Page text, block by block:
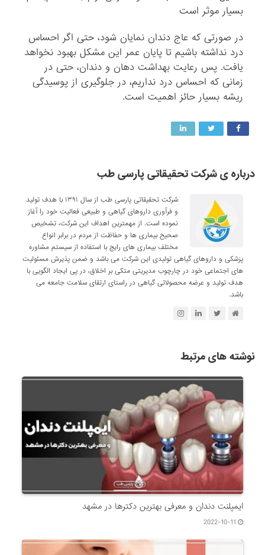
بسیار موثر است
در صورتی که عاج دندان نمایان شود، حتی اگر احساس
درد نداشته باشیم تا پایان عمر این مشکل بهبود نخواهد
یافت. پس رعایت بهداشت دهان و دندان، حتی در
زمانی که احساس درد نداریم، در جلوگیری از پوسیدگی
ریشه بسیار حائز اهمیت است.
درباره ی شرکت تحقیقاتی پارسی طب
شرکت تحقیقاتی پارسی طب از سال ۱۳۹۱ با هدف تولید
و فرآوری داروهای گیاهی و طبیعی فعالیت خود را آغاز
نموده است. از مهمترین اهداف این شرکت، تشخیص
صحیح بیماری ها و حفاظت از مردم در برابر انواع
مختلف بیماری های رایج با استفاده از سیستم مشاوره
پزشکی و داروهای گیاهی تولیدی این شرکت می باشد و ضمن پذیرش مسئولیت
های اجتماعی خود در چارچوب مدیریتی متکی بر اخلاق، در پی ایجاد الگویی با
هدف تولید و عرضه محصولاتی گیاهی در راستای ارتقای سلامت جامعه می
باشد.
نوشته های مرتبط
ایمپلنت دندان و معرفی بهترین دکترها در مشهد
2022-10-11